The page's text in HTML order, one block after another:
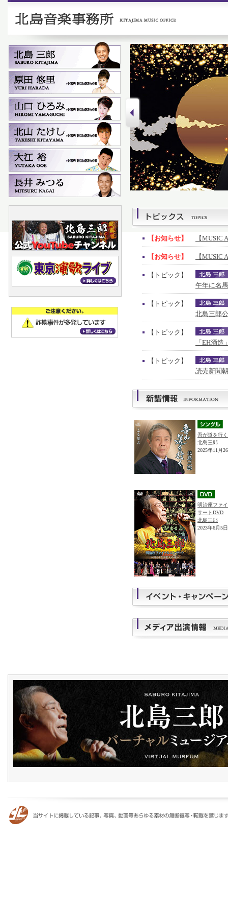
【お知らせ】 【MUSIC
【お知らせ】 【MUSIC
【トピック】
午年に名
【トピック】
北島三郎
【トピック】
「EH酒
【トピック】
読売新聞
吾が道を行く
北島三郎
2025年11月
明治座ファ
サートDVD
北島三郎
2023年6月5